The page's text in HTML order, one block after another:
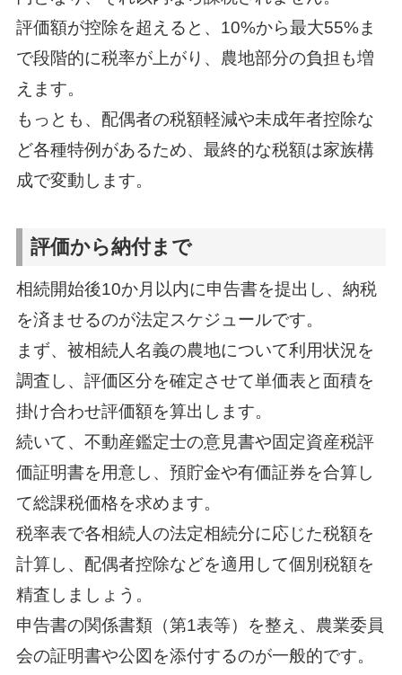
評価額が控除を超えると、10%から最大55%ま
で段階的に税率が上がり、農地部分の負担も増
えます。
もっとも、配偶者の税額軽減や未成年者控除な
ど各種特例があるため、最終的な税額は家族構
成で変動します。
評価から納付まで
相続開始後10か月以内に申告書を提出し、納税
を済ませるのが法定スケジュールです。
まず、被相続人名義の農地について利用状況を
調査し、評価区分を確定させて単価表と面積を
掛け合わせ評価額を算出します。
続いて、不動産鑑定士の意見書や固定資産税評
価証明書を用意し、預貯金や有価証券を合算し
て総課税価格を求めます。
税率表で各相続人の法定相続分に応じた税額を
計算し、配偶者控除などを適用して個別税額を
精査しましょう。
申告書の関係書類（第1表等）を整え、農業委員
会の証明書や公図を添付するのが一般的です。